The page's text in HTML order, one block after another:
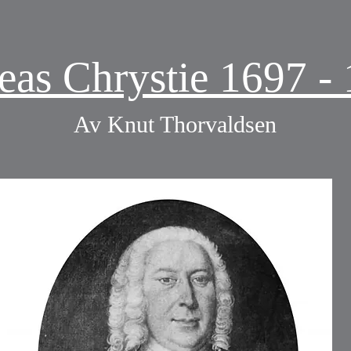
Chrystie 1697 -
Av Knut Thorvaldsen